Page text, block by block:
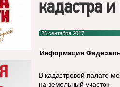
кадастра
25 сентября 2017
Информация
В кадастровой палате
на земельный участок